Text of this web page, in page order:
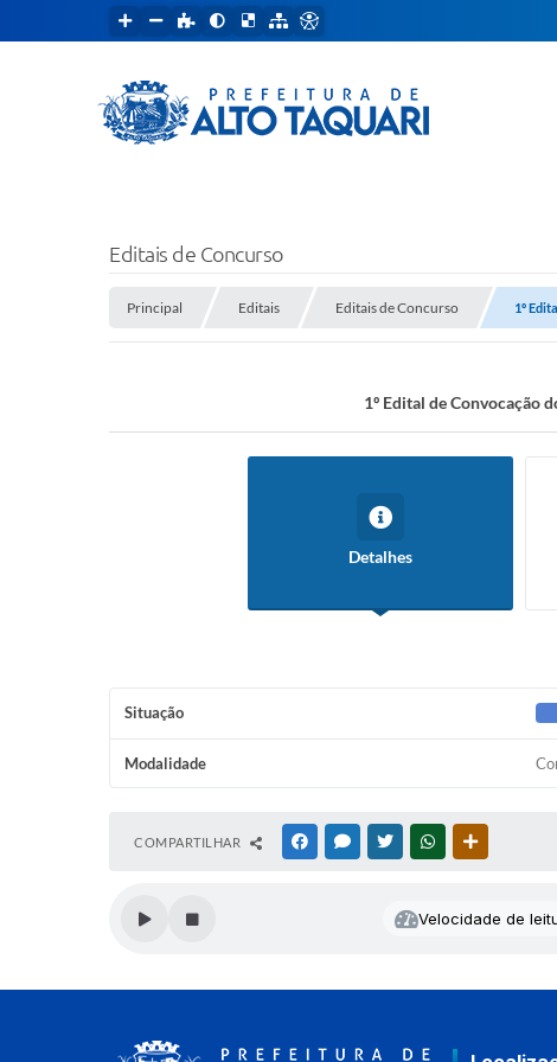
Editais de Concurso
Principal Editais Editais de Concurso 1º
1º Edital de Convocação
Detalhes
Situação
Modalidade
COMPARTILHAR FACEBOOKMESSENGER
TWITTERWHATSAPP
Velocidade de